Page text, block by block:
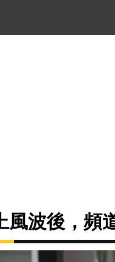
風波後，頻